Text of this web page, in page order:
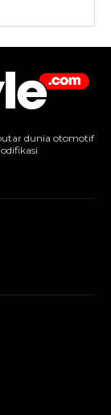
dunia otomotif